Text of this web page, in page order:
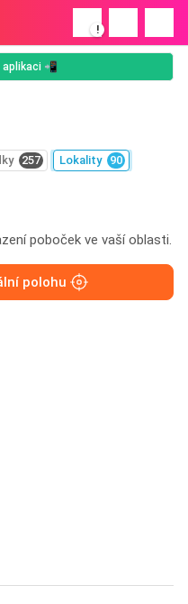
!
📲
257 Lokality 90
poboček ve vaší oblasti.
polohu